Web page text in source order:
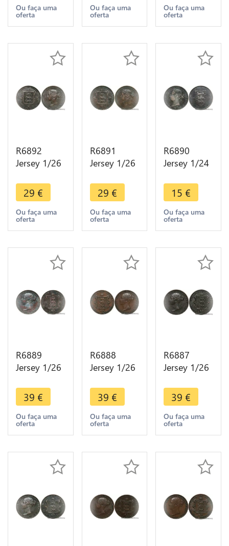
Heaton ->
Make offer
Ou faça uma
oferta
Make offer
Ou faça uma
oferta
Make offer
Ou faça uma
oferta
R6892
Jersey 1/26
Victoria
1870 ->
Make offer
29 €
Ou faça uma
oferta
R6891
Jersey 1/26
Victoria
1870 ->
Make offer
29 €
Ou faça uma
oferta
R6890
Jersey 1/24
Victoria
1877 ->
Make offer
15 €
Ou faça uma
oferta
R6889
Jersey 1/26
Victoria
1861 ->
Make offer
39 €
Ou faça uma
oferta
R6888
Jersey 1/26
Victoria
1851 ->
Make offer
39 €
Ou faça uma
oferta
R6887
Jersey 1/26
Victoria
1861 ->
Make offer
39 €
Ou faça uma
oferta